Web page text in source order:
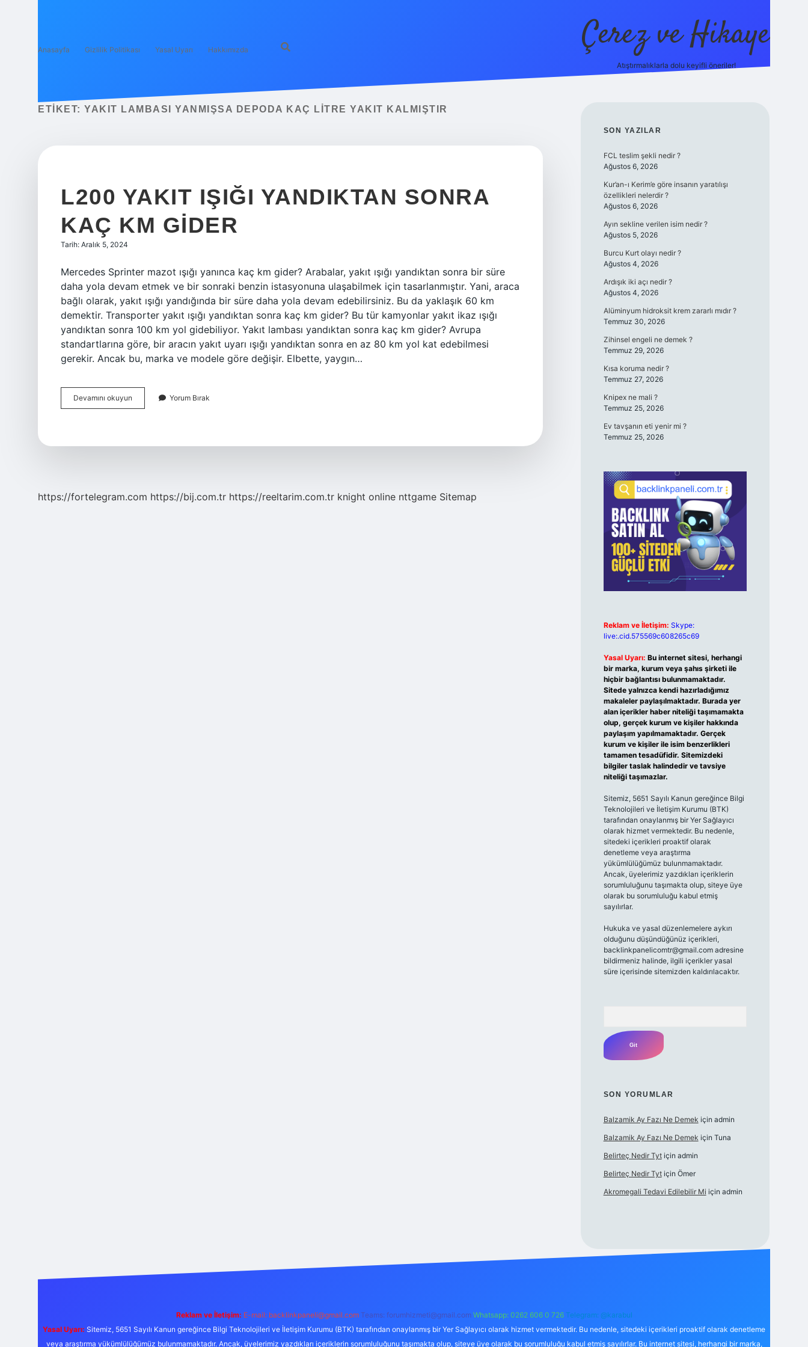
Anasayfa Gizlilik Politikası Yasal Uyarı Hakkımızda Çerez ve Hikaye
Atıştırmalıklarla dolu keyifli öneriler!
ETIKET: YAKIT LAMBASI YANMIŞSA DEPODA KAÇ LITRE YAKIT KALMIŞTIR
L200 YAKIT IŞIĞI YANDIKTAN SONRA
KAÇ KM GIDER
Tarih: Aralık 5, 2024
Mercedes Sprinter mazot ışığı yanınca kaç km gider? Arabalar, yakıt ışığı yandıktan sonra bir süre
daha yola devam etmek ve bir sonraki benzin istasyonuna ulaşabilmek için tasarlanmıştır. Yani, araca
bağlı olarak, yakıt ışığı yandığında bir süre daha yola devam edebilirsiniz. Bu da yaklaşık 60 km
demektir. Transporter yakıt ışığı yandıktan sonra kaç km gider? Bu tür kamyonlar yakıt ikaz ışığı
yandıktan sonra 100 km yol gidebiliyor. Yakıt lambası yandıktan sonra kaç km gider? Avrupa
standartlarına göre, bir aracın yakıt uyarı ışığı yandıktan sonra en az 80 km yol kat edebilmesi
gerekir. Ancak bu, marka ve modele göre değişir. Elbette, yaygın…
Devamını okuyun
Yakıt
Yorum Bırak
https://fortelegram.com https://bij.com.tr https://reeltarim.com.tr knight online nttgame Sitemap
SIDEBAR
SON YAZILAR
FCL teslim şekli nedir ?
Ağustos 6, 2026
Kur’an-ı Kerim’e göre insanın yaratılışı
özellikleri nelerdir ?
Ağustos 6, 2026
Ayın sekline verilen isim nedir ?
Ağustos 5, 2026
Burcu Kurt olayı nedir ?
Ağustos 4, 2026
Ardışık iki açı nedir ?
Ağustos 4, 2026
Alüminyum hidroksit krem zararlı mıdır ?
Temmuz 30, 2026
Zihinsel engeli ne demek ?
Temmuz 29, 2026
Kısa koruma nedir ?
Temmuz 27, 2026
Knipex ne mali ?
Temmuz 25, 2026
Ev tavşanın eti yenir mi ?
Temmuz 25, 2026
Reklam ve İletişim: Skype:
live:.cid.575569c608265c69
Yasal Uyarı: Bu internet sitesi, herhangi
bir marka, kurum veya şahıs şirketi ile
hiçbir bağlantısı bulunmamaktadır.
Sitede yalnızca kendi hazırladığımız
makaleler paylaşılmaktadır. Burada yer
alan içerikler haber niteliği taşımamakta
olup, gerçek kurum ve kişiler hakkında
paylaşım yapılmamaktadır. Gerçek
kurum ve kişiler ile isim benzerlikleri
tamamen tesadüfidir. Sitemizdeki
bilgiler taslak halindedir ve tavsiye
niteliği taşımazlar.
Sitemiz, 5651 Sayılı Kanun gereğince Bilgi
Teknolojileri ve İletişim Kurumu (BTK)
tarafından onaylanmış bir Yer Sağlayıcı
olarak hizmet vermektedir. Bu nedenle,
sitedeki içerikleri proaktif olarak
denetleme veya araştırma
yükümlülüğümüz bulunmamaktadır.
Ancak, üyelerimiz yazdıkları içeriklerin
sorumluluğunu taşımakta olup, siteye üye
olarak bu sorumluluğu kabul etmiş
sayılırlar.
Hukuka ve yasal düzenlemelere aykırı
olduğunu düşündüğünüz içerikleri,
backlinkpanelicomtr@gmail.comadresine
bildirmeniz halinde, ilgili içerikler yasal
süre içerisinde sitemizden kaldırılacaktır.
SON YORUMLAR
Balzamik Ay Fazı Ne Demek için admin
Balzamik Ay Fazı Ne Demek için Tuna
Belirteç Nedir Tytiçin admin
Belirteç Nedir Tytiçin Ömer
Akromegali Tedavi Edilebilir Mi için admin
Reklam ve İletişim: E-mail: backlinkpaneli@gmail.com Teams: forumhizmeti@gmail.com Whatsapp: 0262 606 0 726 Telegram: @karabul
Yasal Uyarı: Sitemiz, 5651 Sayılı Kanun gereğince Bilgi Teknolojileri ve İletişim Kurumu (BTK) tarafından onaylanmış bir Yer Sağlayıcı olarak hizmet vermektedir. Bu nedenle, sitedeki içerikleri proaktif olarak denetleme
veya araştırma yükümlülüğümüz bulunmamaktadır. Ancak, üyelerimiz yazdıkları içeriklerin sorumluluğunu taşımakta olup, siteye üye olarak bu sorumluluğu kabul etmiş sayılırlar. Bu internet sitesi, herhangi bir marka,